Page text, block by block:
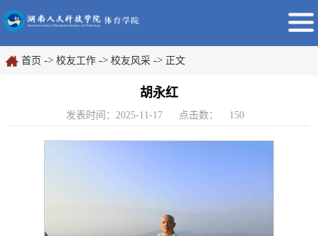
首页 -> 校友工作 -> 校友风采 -> 正文
胡永红
发表时间：2025-11-17 点击数： 150